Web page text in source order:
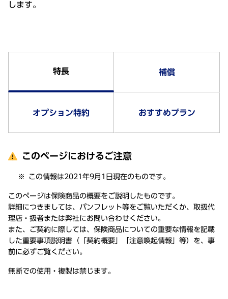
します。
特長 補償
オプション特約 おすすめプラン
このページにおけるご注意
この情報は2021年9月1日現在のものです。
このページは保険商品の概要をご説明したものです。
詳細につきましては、パンフレット等をご覧いただくか、取扱代
理店・扱者または弊社にお問い合わせください。
また、ご契約に際しては、保険商品についての重要な情報を記載
した重要事項説明書（「契約概要」「注意喚起情報」等）を、事
前に必ずご覧ください。
無断での使用・複製は禁じます。